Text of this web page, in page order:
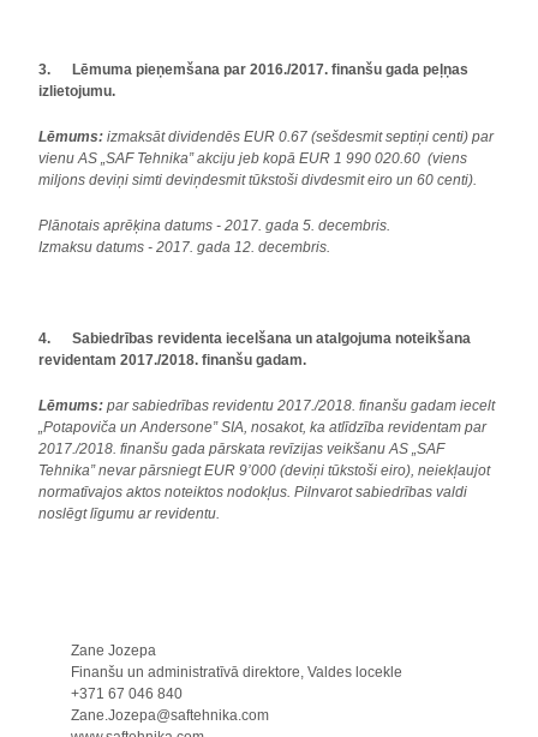
3.
Lēmuma pieņemšana par 2016./2017. finanšu gada peļņas
izlietojumu.
Lēmums: izmaksāt dividendēs EUR 0.67 (sešdesmit septiņi centi) par
vienu AS „SAF Tehnika” akciju jeb kopā EUR 1 990 020.60 (viens
miljons deviņi simti deviņdesmit tūkstoši divdesmit eiro un 60 centi).
Plānotais aprēķina datums - 2017. gada 5. decembris.
Izmaksu datums - 2017. gada 12. decembris.
4.Sabiedrības revidenta iecelšana un atalgojuma noteikšana
revidentam 2017./2018. finanšu gadam.
Lēmums: par sabiedrības revidentu 2017./2018. finanšu gadam iecelt
„Potapoviča un Andersone” SIA, nosakot, ka atlīdzība revidentam par
2017./2018. finanšu gada pārskata revīzijas veikšanu AS „SAF
Tehnika” nevar pārsniegt EUR 9’000 (deviņi tūkstoši eiro), neiekļaujot
normatīvajos aktos noteiktos nodokļus. Pilnvarot sabiedrības valdi
noslēgt līgumu ar revidentu.
Zane Jozepa
Finanšu un administratīvā direktore, Valdes locekle
+371 67 046 840
Zane.Jozepa@saftehnika.com